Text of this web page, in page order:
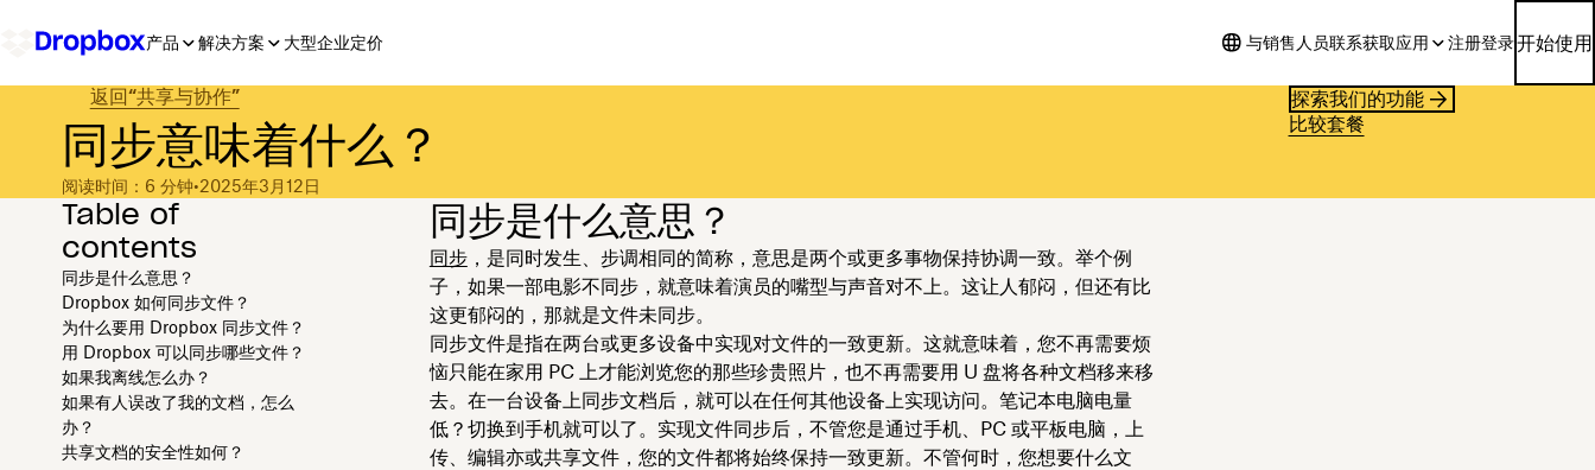
产品 解决方案 大型企业定价 与销售人员联系获取应用 注册登录开始使用
返回“共享与协作”
同步意味着什么？
阅读时间：6 分钟•2025年3月12日
探索我们的功能
比较套餐
Table of
contents
同步是什么意思？
Dropbox 如何同步文件？
为什么要用 Dropbox 同步文件？
用 Dropbox 可以同步哪些文件？
如果我离线怎么办？
如果有人误改了我的文档，怎么
办？
共享文档的安全性如何？
同步是什么意思？
同步，是同时发生、步调相同的简称，意思是两个或更多事物保持协调一致。举个例
子，如果一部电影不同步，就意味着演员的嘴型与声音对不上。这让人郁闷，但还有比
这更郁闷的，那就是文件未同步。
同步文件是指在两台或更多设备中实现对文件的一致更新。这就意味着，您不再需要烦
恼只能在家用 PC 上才能浏览您的那些珍贵照片，也不再需要用 U 盘将各种文档移来移
去。在一台设备上同步文档后，就可以在任何其他设备上实现访问。笔记本电脑电量
低？切换到手机就可以了。实现文件同步后，不管您是通过手机、PC 或平板电脑，上
传、编辑亦或共享文件，您的文件都将始终保持一致更新。不管何时，您想要什么文